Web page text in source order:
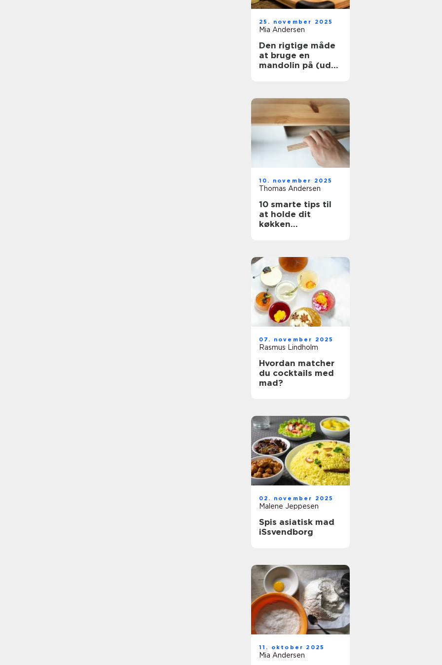
25. november 2025
Mia Andersen
Den rigtige måde
at bruge en
mandolin på (uden
10. november 2025
Thomas Andersen
10 smarte tips til
at holde dit
køkken
07. november 2025
Rasmus Lindholm
Hvordan matcher
du cocktails med
mad?
02. november 2025
Malene Jeppesen
Spis asiatisk mad
iSsvendborg
11. oktober 2025
Mia Andersen